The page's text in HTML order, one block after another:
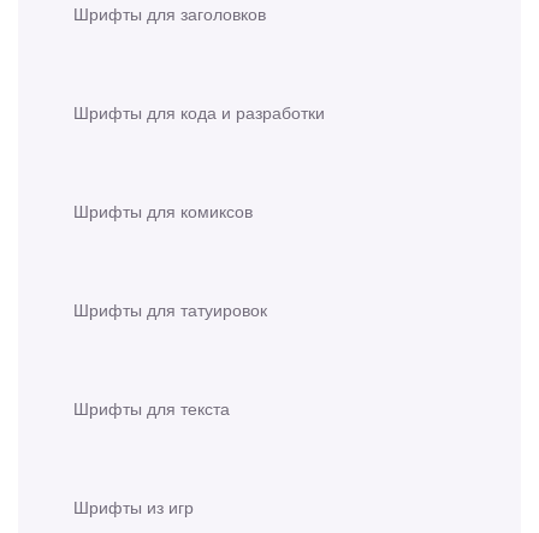
Шрифты для заголовков
Шрифты для кода и разработки
Шрифты для комиксов
Шрифты для татуировок
Шрифты для текста
Шрифты из игр